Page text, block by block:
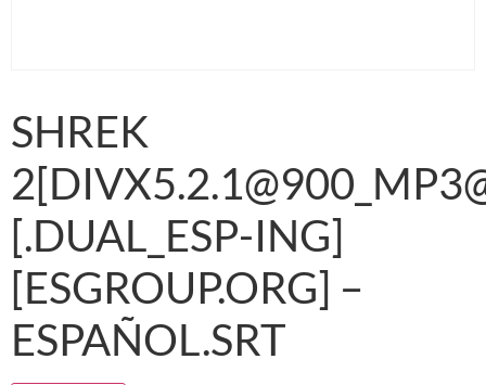
SHREK
[.DUAL_ESP-ING]
[ESGROUP.ORG] –
ESPAÑOL.SRT